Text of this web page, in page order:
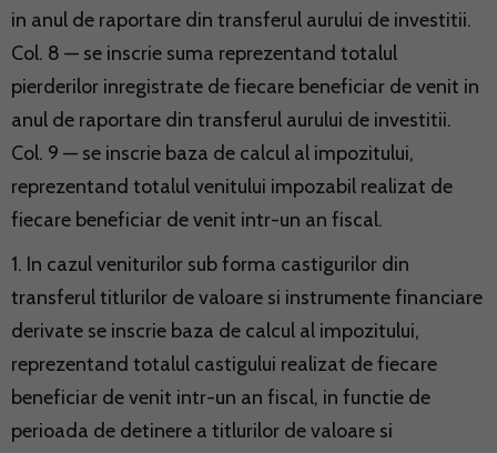
in anul de raportare din transferul aurului de investitii.
Col. 8 — se inscrie suma reprezentand totalul
pierderilor inregistrate de fiecare beneficiar de venit in
anul de raportare din transferul aurului de investitii.
Col. 9 — se inscrie baza de calcul al impozitului,
reprezentand totalul venitului impozabil realizat de
fiecare beneficiar de venit intr-un an fiscal.
1. In cazul veniturilor sub forma castigurilor din
transferul titlurilor de valoare si instrumente financiare
derivate se inscrie baza de calcul al impozitului,
reprezentand totalul castigului realizat de fiecare
beneficiar de venit intr-un an fiscal, in functie de
perioada de detinere a titlurilor de valoare si